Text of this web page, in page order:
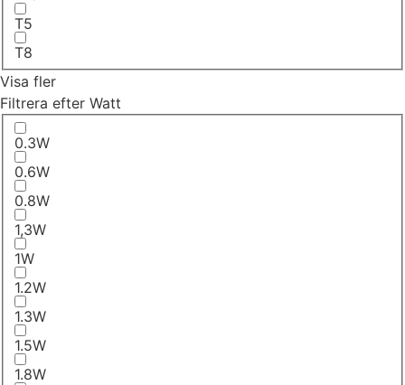
T5
T8
Visa fler
Filtrera efter Watt
0.3W
0.6W
0.8W
1,3W
1W
1.2W
1.3W
1.5W
1.8W